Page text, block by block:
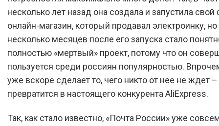
несколько лет назад она создала и запустила
онлайн-магазин, который продавал электроинку, но
несколько месяцев после его запуска стало
полностью «мертвый» проект, потому что он
пользуется среди россиян популярностью.
уже вскоре сделает то, чего никто от нее не ждет
превратится в настоящего конкурента AliExpress.
Так, как стало известно, «Почта России» уже